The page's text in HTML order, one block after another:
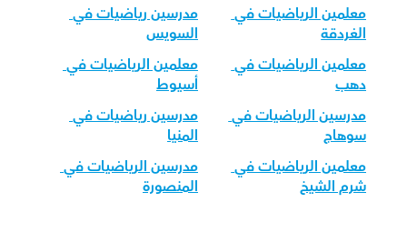
معلمين الرياضيات في
الغردقة
مدرسين رياضيات في
السويس
معلمين الرياضيات في
دهب
معلمين الرياضيات في
أسيوط
مدرسين الرياضيات في
سوهاج
مدرسين رياضيات في
المنيا
معلمين الرياضيات في
شرم الشيخ
مدرسين الرياضيات في
المنصورة